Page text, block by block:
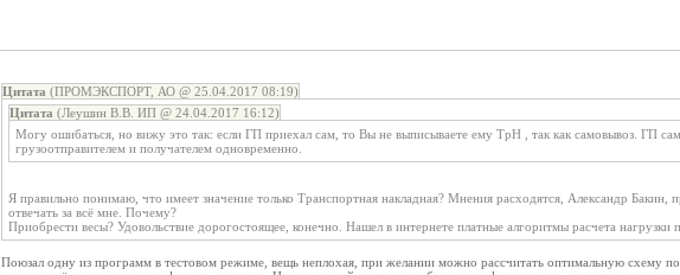
Цитата (ПРОМЭКСПОРТ, АО @ 25.04.2017 08:19)
Цитата (Леушин В.В. ИП @ 24.04.2017 16:12)
Могу ошибаться, но вижу это так: если ГП приехал сам, то Вы не выписываете ему ТрН , так как самовывоз. ГП сам
грузоотправителем и получателем одновременно.
Я правильно понимаю, что имеет значение только Транспортная накладная? Мнения расходятся, Александр Бакин,
отвечать за всё мне. Почему?
Приобрести весы? Удовольствие дорогостоящее, конечно. Нашел в интернете платные алгоритмы расчета нагрузки
Поюзал одну из программ в тестовом режиме, вещь неплохая, при желании можно рассчитать оптимальную схему